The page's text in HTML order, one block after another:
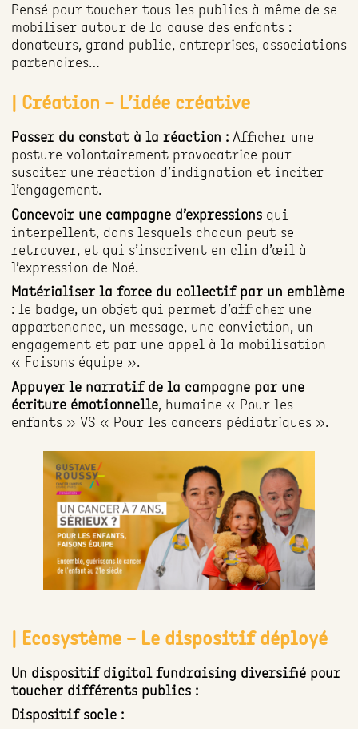
Pensé pour toucher tous les publics à même de se
mobiliser autour de la cause des enfants :
donateurs, grand public, entreprises, associations
partenaires…
| Création – L’idée créative
Passer du constat à la réaction : Afficher une
posture volontairement provocatrice pour
susciter une réaction d’indignation et inciter
l’engagement.
Concevoir une campagne d’expressions qui
interpellent, dans lesquels chacun peut se
retrouver, et qui s’inscrivent en clin d’œil à
l’expression de Noé.
Matérialiser la force du collectif par un emblème
: le badge, un objet qui permet d’afficher une
appartenance, un message, une conviction, un
engagement et par une appel à la mobilisation
« Faisons équipe ».
Appuyer le narratif de la campagne par une
écriture émotionnelle, humaine « Pour les
enfants » VS « Pour les cancers pédiatriques ».
| Ecosystème – Le dispositif déployé
Un dispositif digital fundraising diversifié pour
toucher différents publics :
Dispositif socle :